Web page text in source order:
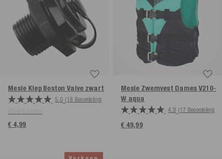
Mesle Klep Boston Valve zwart
5.0 (18 Beoordeling)
€ 4,99
Mesle Zwemvest Dames V210-
W aqua
4.9 (17 Beoordeling)
€ 49,99